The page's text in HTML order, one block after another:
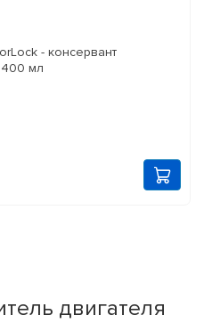
- консервант
400 мл
двигателя